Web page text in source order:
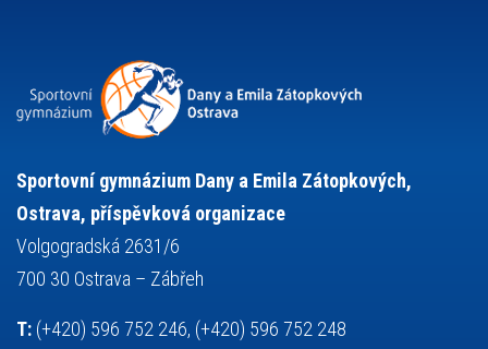
snowboarding
sportovní gymnastika sportovní lezení
stolní tenis střelba
teorie sportovní přípravy
tělesná výchova
událost
volejbal
vybavení vysvědčení vzpírání
výuka všesportovní výcvikový kurz
základy společenských věd
Sportovní gymnázium Dany a Emila Zátopkových,
Ostrava, příspěvková organizace
Volgogradská 2631/6
700 30 Ostrava – Zábřeh
T: (+420) 596 752 246, (+420) 596 752 248